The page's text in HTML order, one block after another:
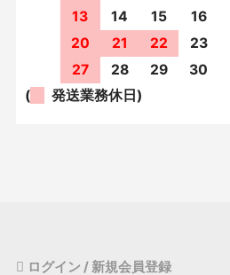
13
14 15 16
20
21 22 23
27
28 29
30
(
発送業務休日)
ログイン / 新規会員登録